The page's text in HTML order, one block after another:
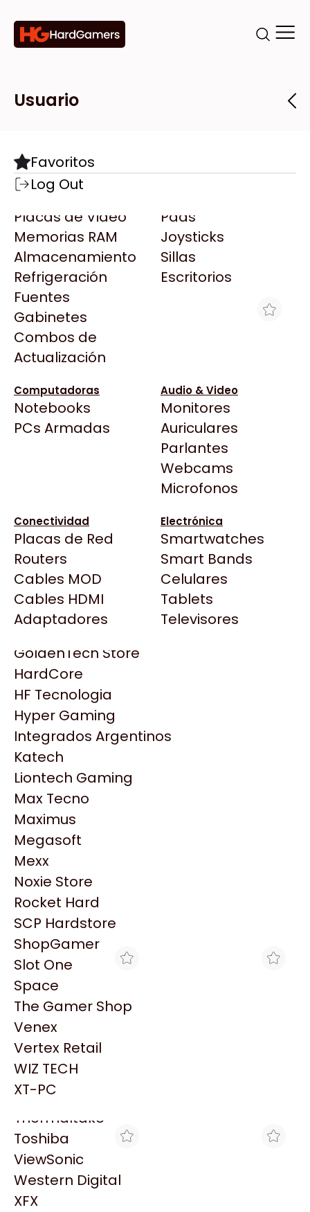
Categorías
Componentes
Motherboards
Microprocesadores
Placas de Video
Memorias RAM
Almacenamiento
Refrigeración
Fuentes
Gabinetes
Combos de
Actualización
Pads
Joysticks
Sillas
Escritorios
Computadoras
Notebooks
PCs Armadas
Audio & Video
Monitores
Auriculares
Parlantes
Webcams
Microfonos
Conectividad
Placas de Red
Routers
Cables MOD
Cables HDMI
Adaptadores
Electrónica
Smartwatches
Smart Bands
Celulares
Tablets
Televisores
Marcas
Todas las Marcas
AMD
AULA
Acer
Adata
AeroCool
Antec
Arkham
Asrock
BenQ
CX
Cooler Master
Deepcool
Dell
EVGA
Gamemax
Genesis
Genius
HP
HyperX
INNO3D
Intel
Kingston
Lenovo
Logitech
MSI
NVIDIA GeForce
NZXT
PNY
Palit
Philips
PowerColor
Razer
Redragon
Samsung
Sandisk
Sapphire
Seagate
Sentey
Solarmax
Thermaltake
Toshiba
ViewSonic
Western Digital
XFX
Tiendas
Destacadas
Todas las Tiendas
Click Gaming
Compufan Store
Dinobyte
Full H4rd
Gaming City
Gezatek
GoldenTech Store
HardCore
HF Tecnologia
Hyper Gaming
Integrados Argentinos
Katech
Liontech Gaming
Max Tecno
Maximus
Megasoft
Mexx
Noxie Store
Rocket Hard
SCP Hardstore
ShopGamer
Slot One
Space
The Gamer Shop
Venex
Vertex Retail
WIZ TECH
XT-PC
Usuario
Favoritos
Log Out
FAN XPG P/ GABINETE VENTO 120MM
BLANCO ARGB
$19.796
Ver producto en la página de Max Tecno
Productos
Similares
Explorá más productos similares
BLACK
FAN XPG P/ GABINETE
ARGB
$21.783